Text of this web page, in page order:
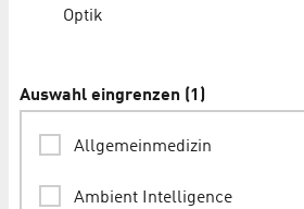
Optik
Auswahl eingrenzen (1 )
Allgemeinmedizin
Ambient Intelligence